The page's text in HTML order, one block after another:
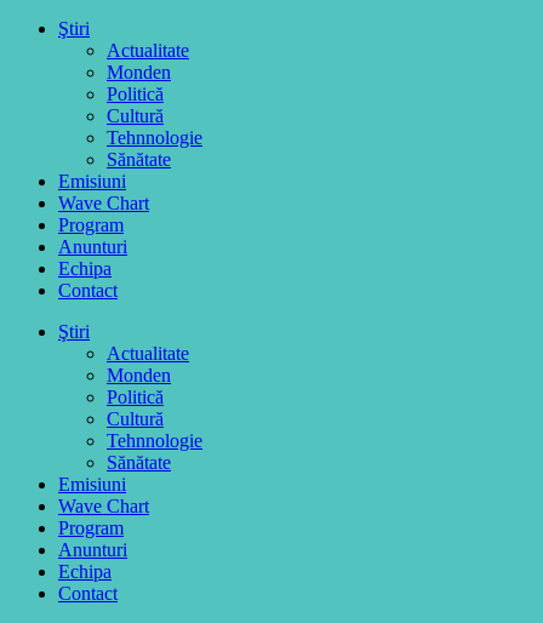
Ştiri
Actualitate
Monden
Politică
Cultură
Tehnnologie
Sănătate
Emisiuni
Wave Chart
Program
Anunturi
Echipa
Contact
Ştiri
Actualitate
Monden
Politică
Cultură
Tehnnologie
Sănătate
Emisiuni
Wave Chart
Program
Anunturi
Echipa
Contact